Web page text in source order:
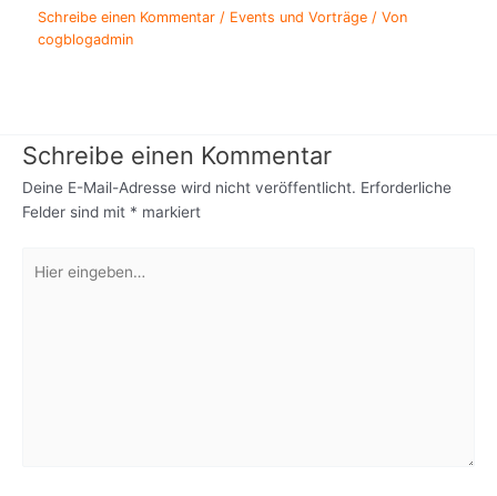
Schreibe einen Kommentar / Events und Vorträge / Von
cogblogadmin
Schreibe einen Kommentar
Deine E-Mail-Adresse wird nicht veröffentlicht. Erforderliche
Felder sind mit * markiert
eingeben…